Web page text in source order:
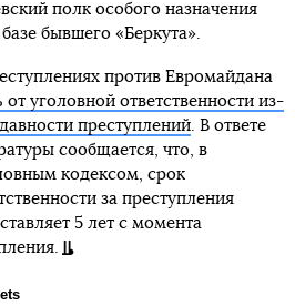
полк особого назначения
бывшего «Беркута».
против Евромайдана
уголовной ответственности из-
преступлений. В ответе
сообщается, что, в
кодексом, срок
за преступления
5 лет с момента